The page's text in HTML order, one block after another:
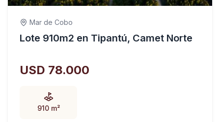
Mar de Cobo
Lote 910m2 en Tipantú, Camet Norte
USD 78.000
910 m²